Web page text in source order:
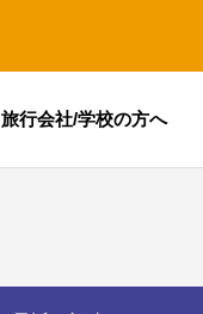
旅行会社/学校の方へ